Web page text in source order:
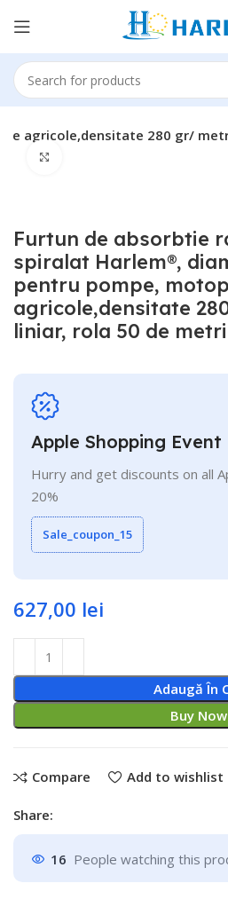
agricole,densitate 280 gr/
Furtun de absorbtie
spiralat Harlem®,
pentru pompe,
agricole,densitate
liniar, rola 50 de metri
Apple Shopping Event
Hurry and get discounts on all
20%
Sale_coupon_15
627,00 lei
Adaugă În
Buy Now
Compare Add to wishlist
Share:
16 People watching this